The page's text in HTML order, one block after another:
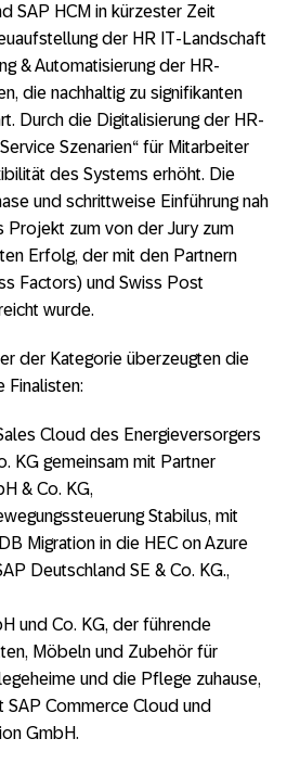
SAP HCM in kürzester Zeit
der HR IT-Landschaft
& Automatisierung der HR-
die nachhaltig zu signifikanten
Durch die Digitalisierung der HR-
Szenarien“ für Mitarbeiter
des Systems erhöht. Die
und schrittweise Einführung nah
Projekt zum von der Jury zum
Erfolg, der mit den Partnern
Factors) und Swiss Post
wurde.
der Kategorie überzeugten die
Finalisten:
Cloud des Energieversorgers
KG gemeinsam mit Partner
& Co. KG,
Stabilus, mit
Migration in die HEC on Azure
Deutschland SE & Co. KG.,
und Co. KG, der führende
Möbeln und Zubehör für
und die Pflege zuhause,
Commerce Cloud und
GmbH.